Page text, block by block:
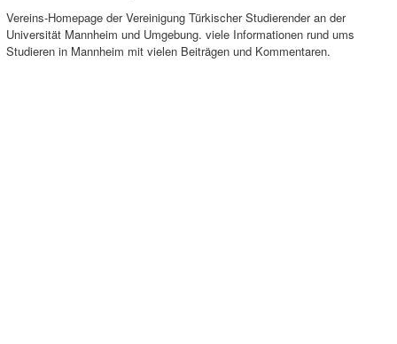
Vereins-Homepage der Vereinigung Türkischer Studierender an der
Universität Mannheim und Umgebung. viele Informationen rund ums
Studieren in Mannheim mit vielen Beiträgen und Kommentaren.